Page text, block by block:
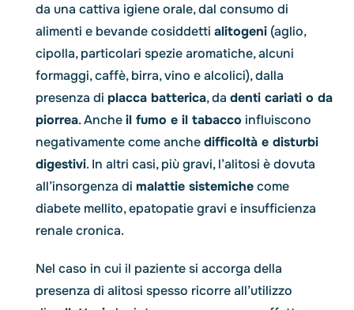
da una cattiva igiene orale, dal consumo di
alimenti e bevande cosiddetti alitogeni (aglio,
cipolla, particolari spezie aromatiche, alcuni
formaggi, caffè, birra, vino e alcolici), dalla
presenza di placca batterica, da denti cariati o da
piorrea. Ancheil fumo e il tabacco influiscono
negativamente come anchedifficoltà e disturbi
digestivi. In altri casi, più gravi, l’alitosi è dovuta
all’insorgenza di malattie sistemichecome
diabete mellito, epatopatie gravi e insufficienza
renale cronica.
Nel caso in cui il paziente si accorga della
presenza di alitosi spesso ricorre all’utilizzo